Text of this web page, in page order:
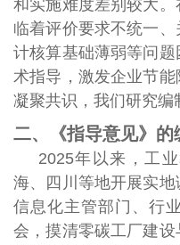
和实施难度差别较大
临着评价要求不统一
计核算基础薄弱等问
术指导，激发企业节能
凝聚共识，我们研究编
二、《指导意见》的
2025年以来，工
海、四川等地开展实
信息化主管部门、行
会，摸清零碳工厂建设